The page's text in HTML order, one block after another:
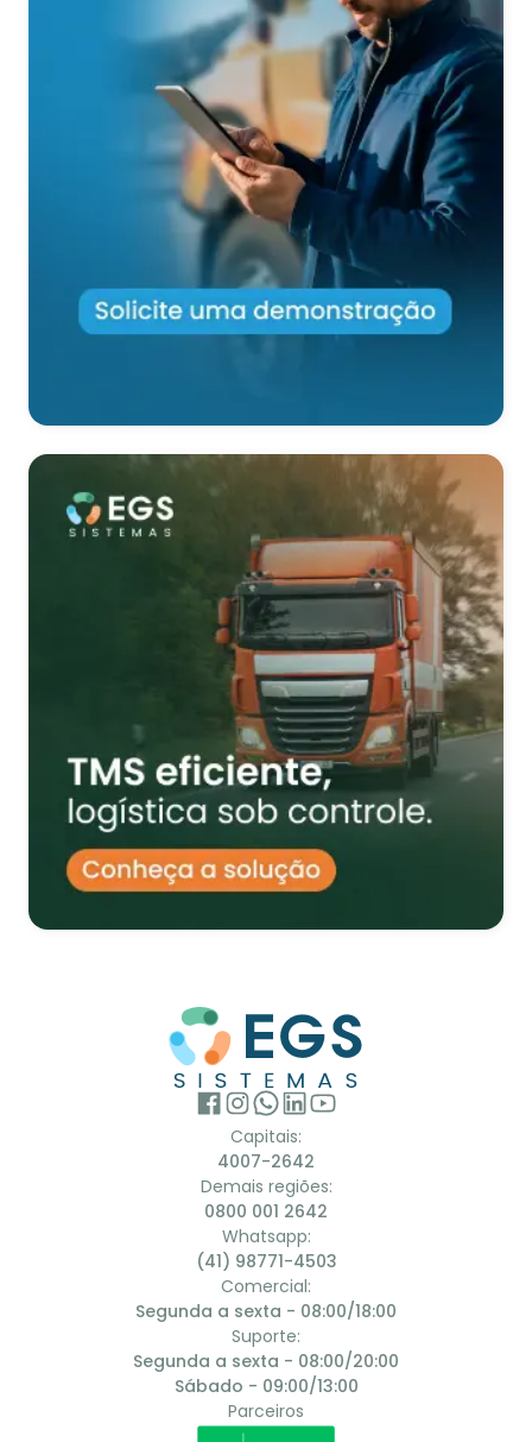
Capitais:
4007-2642
Demais regiões:
0800 001 2642
Whatsapp:
(41) 98771-4503
Comercial:
Segunda a sexta - 08:00/18:00
Suporte:
Segunda a sexta - 08:00/20:00
Sábado - 09:00/13:00
Parceiros